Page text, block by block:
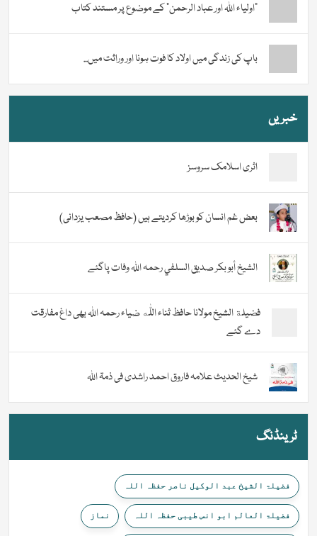
“اولیاء اللہ اور عباد الرحمن” کے موضوع پر مستند کتاب
باپ کی زندگی میں اولاد کا فوت ہونا اور وراثت میں...
خبریں
اثری اسلامک سروسز
بعض غم انسان کو بوڑھا کردیتے ہیں (حافظ مصعب یزدانی)
الشيخ أبو بكر صديق السلفي رحمہ اللہ وفات پاگئے
فضیلة الشيخ مولانا حافظ ثناء اللّٰه ضیاء رحمہ اللہ بھی داغ مفارقت
دے گئے
شیخ الحدیث علامہ فاروق احمد راشدی فی ذمۃ اللہ
ٹرینڈنگ
فضیلۃ الشیخ عبد الوکیل ناصر حفظہ اللہ
فضیلۃ العالم ابو انس طیبی حفظہ اللہ نماز